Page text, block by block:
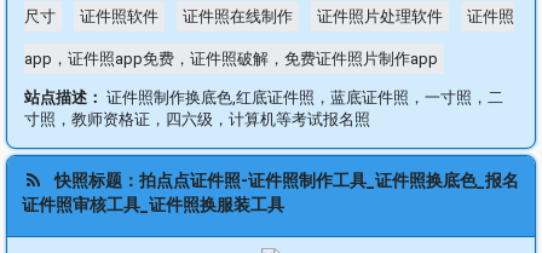
尺寸 证件照软件 证件照在线制作 证件照片处理软件 证件照
app，证件照app免费，证件照破解，免费证件照片制作app
站点描述： 证件照制作换底色,红底证件照，蓝底证件照，一寸照，二
寸照，教师资格证，四六级，计算机等考试报名照
快照标题：拍点点证件照-证件照制作工具_证件照换底色_报名
证件照审核工具_证件照换服装工具